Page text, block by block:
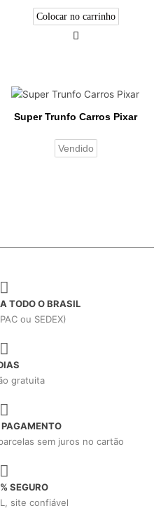
Colocar no carrinho
Super Trunfo Carros Pixar
Vendido
TODO O BRASIL
ou SEDEX)
gratuita
PAGAMENTO
sem juros no cartão
SEGURO
site confiável